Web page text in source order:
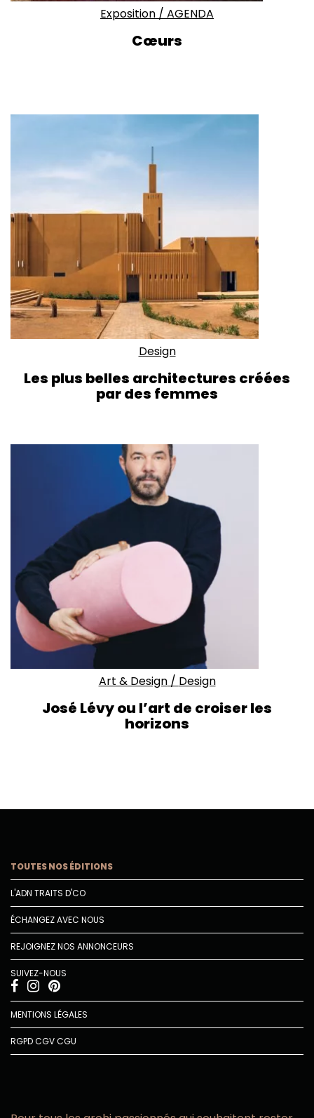
Exposition / AGENDA
Cœurs
Design
Les plus belles architectures créées
par des femmes
Art & Design/ Design
José Lévy ou l’art de croiser les
horizons
TOUTES NOS ÉDITIONS
L'ADN TRAITS D'CO
ÉCHANGEZ AVEC NOUS
REJOIGNEZ NOS ANNONCEURS
SUIVEZ-NOUS
MENTIONS LÉGALES
RGPDCGVCGU